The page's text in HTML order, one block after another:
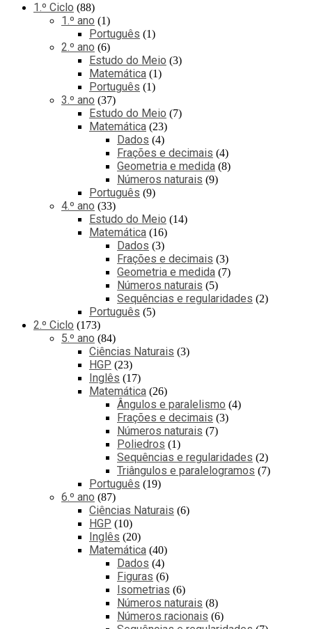
1.º Ciclo 88
1.º ano 1
Português 1
2.º ano 6
Estudo do Meio 3
Matemática 1
Português 1
3.º ano 37
Estudo do Meio 7
Matemática 23
Dados 4
Frações e decimais 4
Geometria e medida 8
Números naturais 9
Português 9
4.º ano 33
Estudo do Meio 14
Matemática 16
Dados 3
Frações e decimais 3
Geometria e medida 7
Números naturais 5
Sequências e regularidades 2
Português 5
2.º Ciclo 173
5.º ano 84
Ciências Naturais 3
HGP 23
Inglês 17
Matemática 26
Ângulos e paralelismo 4
Frações e decimais 3
Números naturais 7
Poliedros 1
Sequências e regularidades 2
Triângulos e paralelogramos 7
Português 19
6.º ano 87
Ciências Naturais 6
HGP 10
Inglês 20
Matemática 40
Dados 4
Figuras 6
Isometrias 6
Números naturais 8
Números racionais 6